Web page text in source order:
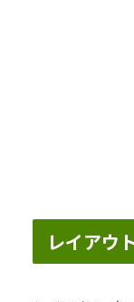
レイアウ